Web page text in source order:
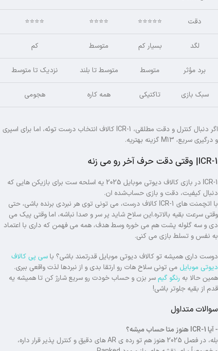
دقت ⭐️⭐️⭐️⭐️⭐️
⭐️⭐️⭐️⭐️
⭐️⭐️⭐️⭐️
لگد بسیار کم متوسط کم
برد مؤثر متوسط متوسط تا بلند نزدیک تا متوسط
سبک بازی تاکتیکی همه کاره هجومی
اگر دنبال کنترل و دقت مطلقی، ICR-1 کالاف انتخاب درست توئه، اما برای اسپری
و درگیری سریع، M13 گزینه بهتریه.
ICR-1| وقتی دقت حرف آخر رو می زنه
ICR-1 در بازی کالاف دیوتی موبایل 2025 یه اسلحه ست برای بازیکن هایی که
دنبال کیفیت، دقت و بازی حساب‌شده ان.
با اتچمنت های ICR-1 کالاف درست، می تونی توی هر نبردی برنده باشی، حتی
وقتی سرعت بقیه بالاتره.این سلاح شاید پر سر و صدا نباشه، اما وقتی پیک می
دی و سه گلوله پشت هم می خوره وسط هدف، همه می فهمن که داری با اعتماد
به نفس و تسلط بازی می کنی.
دوست داری همیشه تو کالاف دیوتی موبایل قدرتمند باشی؟ باسی‌ پی کالاف
دیوتی موبایل می تونی سلاح هات رو ارتقا بدی و از نبردها لذت واقعی ببری.
همین حالا به رنگو گیم سر بزن و حساب خودت رو سریع شارژ کن تا همیشه یه
قدم از بقیه جلوتر باشی!
سوالات متداول
- آیا ICR-1 هنوز متا حساب میشه؟
بله، در فصل 2025 هنوز هم تو رده ی AR های دقیق و کنترل پذیر قرار داره،